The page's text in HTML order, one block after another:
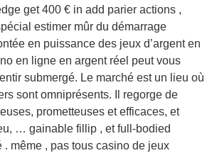
get 400 € in add parier actions ,
estimer mûr du démarrage
en puissance des jeux d’argent en
en ligne en argent réel peut vous
submergé. Le marché est un lieu où
sont omniprésents. Il regorge de
prometteuses et efficaces, et
… gainable fillip , et full-bodied
. même , pas tous casino de jeux